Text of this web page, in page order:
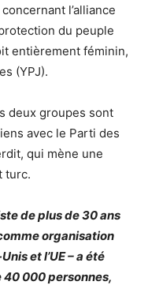
l’alliance
du peuple
entièrement féminin,
(YPJ).
deux groupes sont
avec le Parti des
qui mène une
turc.
de plus de 30 ans
organisation
et l’UE – a été
40 000 personnes,